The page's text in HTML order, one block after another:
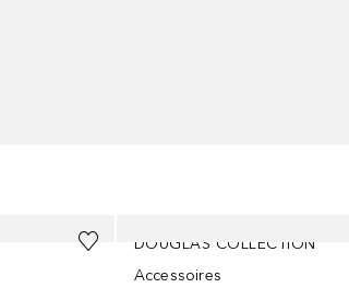
DOUGLAS COLLECTION
Accessoires